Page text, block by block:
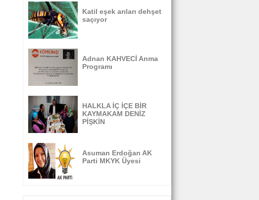
Katil eşek arıları dehşet
saçıyor
Adnan KAHVECİ Anma
Programı
HALKLA İÇ İÇE BİR
KAYMAKAM DENİZ
PİŞKİN
Asuman Erdoğan AK
Parti MKYK Üyesi